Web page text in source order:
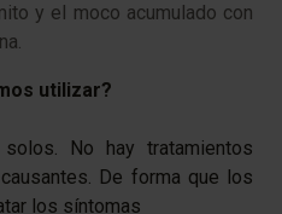
y el moco acumulado con
utilizar?
No hay tratamientos
De forma que los
los síntomas